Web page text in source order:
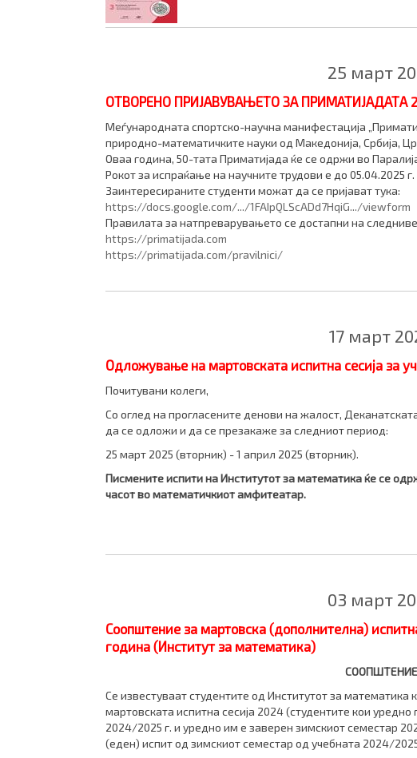
25 март
ОТВОРЕНО ПРИЈАВУВАЊЕТО ЗА ПРИМАТИЈАДАТА
Меѓународната спортско-научна манифестација
природно-математичките науки од Македонија, Србија,
Оваа година, 50-тата Приматијада ќе се одржи во
Рокот за испраќање на научните трудови е до 05.04.2025 г.
Заинтересираните студенти можат да се пријават тука:
https://docs.google.com/.../1FAIpQLScADd7HqiG.../viewform
Правилата за натпреварувањето се достапни на
https://primatijada.com
https://primatijada.com/pravilnici/
17 март
Одложување на мартовската испитна сесија за
Почитувани колеги,
Со оглед на прогласените денови на жалост,
да се одложи и да се презакаже за следниот период:
25 март 2025 (вторник) - 1 април 2025 (вторник).
Писмените испити на Институтот за математика ќе се
часот во математичкиот амфитеатар.
03 март
Соопштение за мартовска (дополнителна)
година (Институт за математика)
СООПШТЕНИЕ
Се известуваат студентите од Институтот за
мартовската испитна сесија 2024 (студентите кои
2024/2025 г. и уредно им е заверен зимскиот семестар
(еден) испит од зимскиот семестар од учебната 2024/